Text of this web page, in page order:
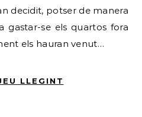
decidit, potser de manera
gastar-se els quartos fora
els hauran venut…
LLEGINT